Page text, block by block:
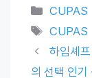
CUPAS
Tags
CUPAS
하임셰
의 선택 인